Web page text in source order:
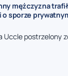
mężczyzna
o sporze
Uccle postrzelony